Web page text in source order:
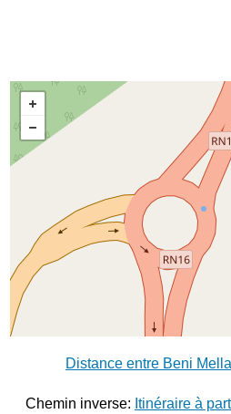
Distance entre Beni
Chemin inverse: Itinéraire à